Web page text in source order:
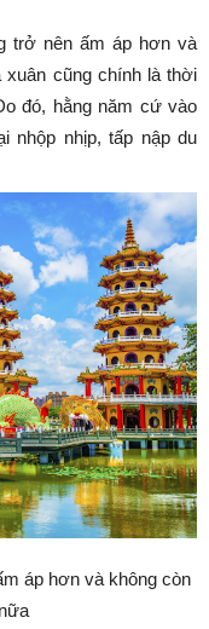
trở nên ấm áp hơn và
xuân cũng chính là thời
đó, hằng năm cứ vào
nhộp nhịp, tấp nập du
áp hơn và không còn